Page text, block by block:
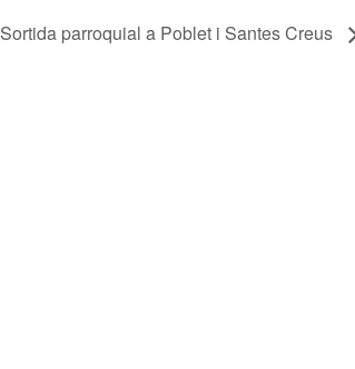
Sortida parroquial a Poblet i Santes Creus